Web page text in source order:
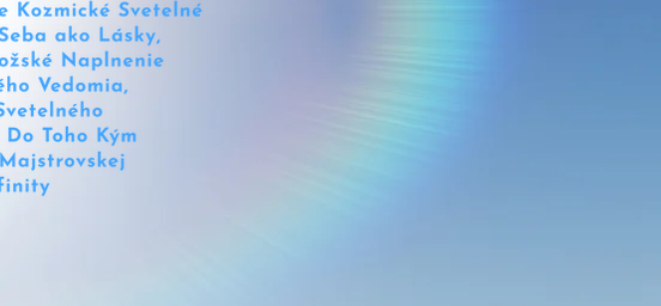
Spojenie Tónov Celestiálneho
Zlata - Zlaté étery a Éterickej
Kozmickej Jemnej Zelenej -
Absolútny UNIkátny
organický Šaman - Alchymista